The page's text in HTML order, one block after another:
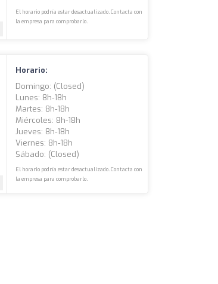
El horario podría estar desactualizado. Contacta con
la empresa para comprobarlo.
Horario:
Domingo: (closed)
Lunes: 8h-18h
Martes: 8h-18h
Miércoles: 8h-18h
Jueves: 8h-18h
Viernes: 8h-18h
Sábado: (closed)
El horario podría estar desactualizado. Contacta con
la empresa para comprobarlo.